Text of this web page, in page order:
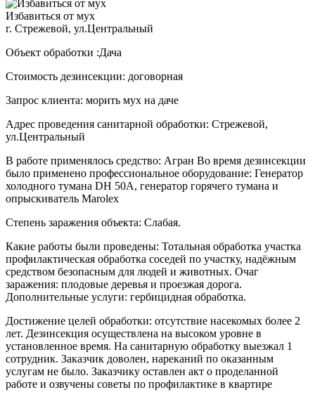
Избавиться от мух
г. Стрежевой, ул.Центральный
Объект обработки :Дача
Стоимость дезинсекции: договорная
Запрос клиента: морить мух на даче
Адрес проведения санитарной обработки: Стрежевой,
ул.Центральный
В работе применялось средство: Агран Во время дезинсекции
было применено профессиональное оборудование: Генератор
холодного тумана DH 50A, генератор горячего тумана и
опрыскиватель Marolex
Степень заражения объекта: Слабая.
Какие работы были проведены: Тотальная обработка участка
профилактическая обработка соседей по участку, надёжным
средством безопасным для людей и животных. Очаг
заражения: плодовые деревья и проезжая дорога.
Дополнительные услуги: гербицидная обработка.
Достижение целей обработки: отсутствие насекомых более 2
лет. Дезинсекция осуществлена на высоком уровне в
установленное время. На санитарную обработку выезжал 1
сотрудник. Заказчик доволен, нареканий по оказанным
услугам не было. Заказчику оставлен акт о проделанной
работе и озвучены советы по профилактике в квартире